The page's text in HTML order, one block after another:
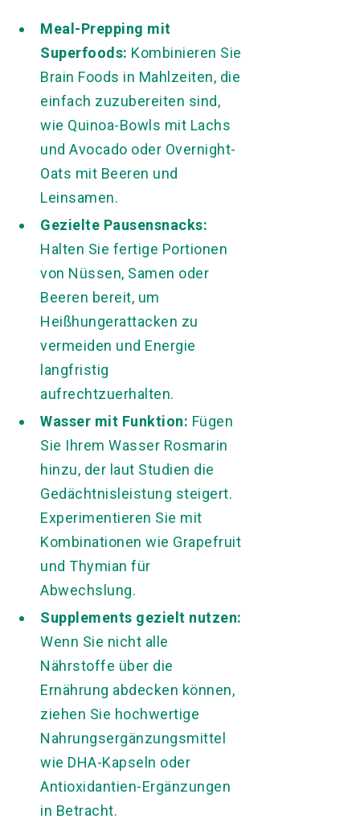
Meal-Prepping mit
Superfoods: Kombinieren Sie
Brain Foods in Mahlzeiten, die
einfach zuzubereiten sind,
wie Quinoa-Bowls mit Lachs
und Avocado oder Overnight-
Oats mit Beeren und
Leinsamen.
Gezielte Pausensnacks:
Halten Sie fertige Portionen
von Nüssen, Samen oder
Beeren bereit, um
Heißhungerattacken zu
vermeiden und Energie
langfristig
aufrechtzuerhalten.
Wasser mit Funktion: Fügen
Sie Ihrem Wasser Rosmarin
hinzu, der laut Studien die
Gedächtnisleistung steigert.
Experimentieren Sie mit
Kombinationen wie Grapefruit
und Thymian für
Abwechslung.
Supplements gezielt nutzen:
Wenn Sie nicht alle
Nährstoffe über die
Ernährung abdecken können,
ziehen Sie hochwertige
Nahrungsergänzungsmittel
wie DHA-Kapseln oder
Antioxidantien-Ergänzungen
in Betracht.